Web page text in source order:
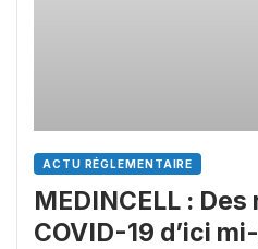
ACTU RÉGLEMENTAIRE
MEDINCELL :
COVID-19 d’ici